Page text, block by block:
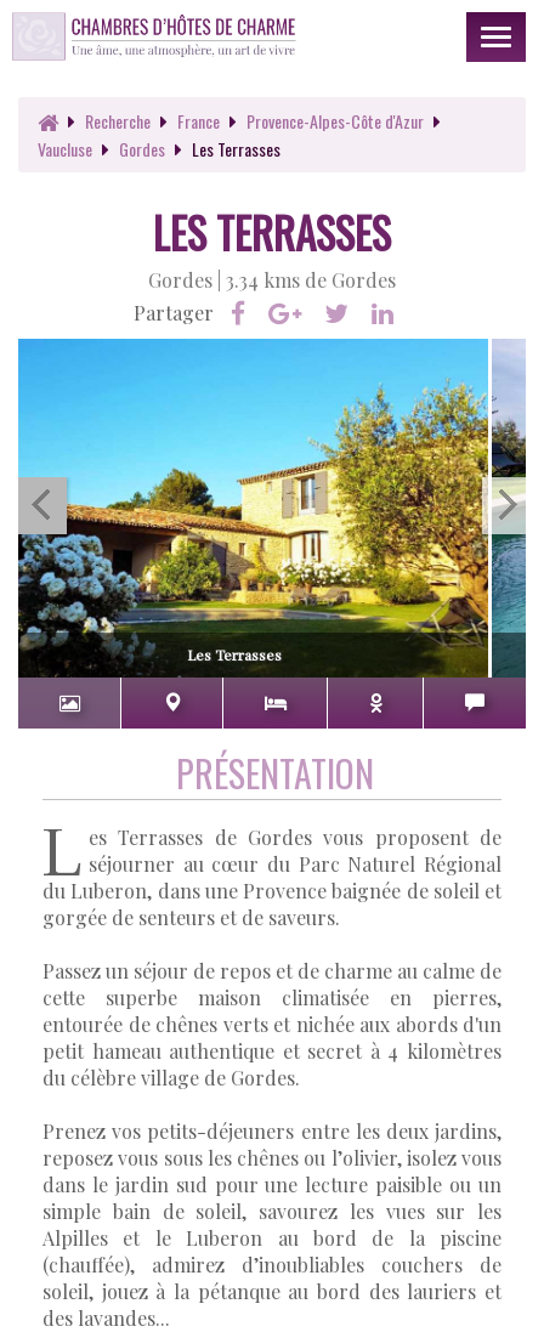
Toggle
Recherche France
Provence-Alpes-Côte d'Azur
Vaucluse
Gordes Les Terrasses
LES TERRASSES
Gordes | 3.34 kms de Gordes
Partager
Les Terrasses
PRÉSENTATION
L es Terrasses de Gordes vous proposent de
séjourner au cœur du Parc Naturel Régional
du Luberon, dans une Provence baignée de soleil et
gorgée de senteurs et de saveurs.
Passez un séjour de repos et de charme au calme de
cette superbe maison climatisée en pierres,
entourée de chênes verts et nichée aux abords d'un
petit hameau authentique et secret à 4 kilomètres
du célèbre village de Gordes.
Prenez vos petits-déjeuners entre les deux jardins,
reposez vous sous les chênes ou l’olivier, isolez vous
dans le jardin sud pour une lecture paisible ou un
simple bain de soleil, savourez les vues sur les
Alpilles et le Luberon au bord de la piscine
(chauffée), admirez d’inoubliables couchers de
soleil, jouez à la pétanque au bord des lauriers et
des lavandes...